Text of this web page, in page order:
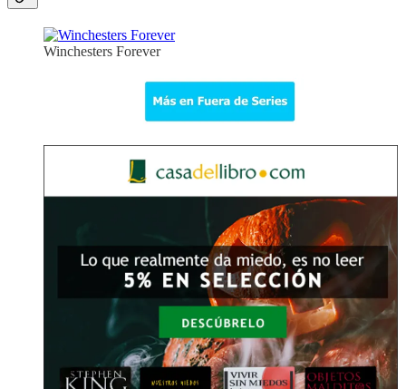
Winchesters Forever